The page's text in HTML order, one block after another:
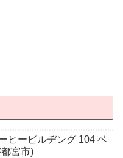
ヒービルヂング 104 ベ
宮市)